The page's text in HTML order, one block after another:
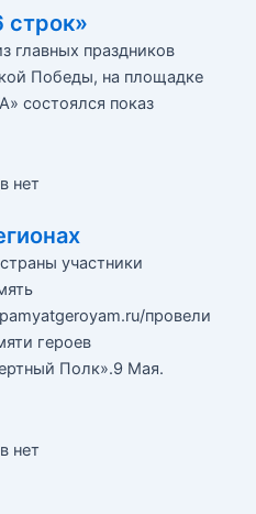
строк»
главных праздников
Победы, на площадке
состоялся показ
нет
участники
провели
героев
Полк».9 Мая.
нет